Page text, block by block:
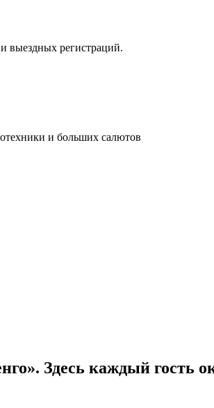
выездных регистраций.
и больших салютов
Здесь каждый гость